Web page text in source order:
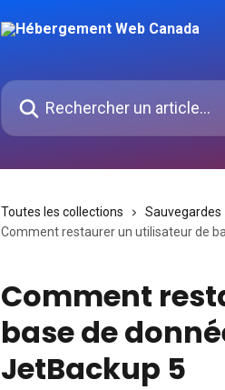
Rechercher un article...
Toutes les collections
Sauvegardes
Comment restaurer un utilisateur de
Comment
base de
JetBackup 5